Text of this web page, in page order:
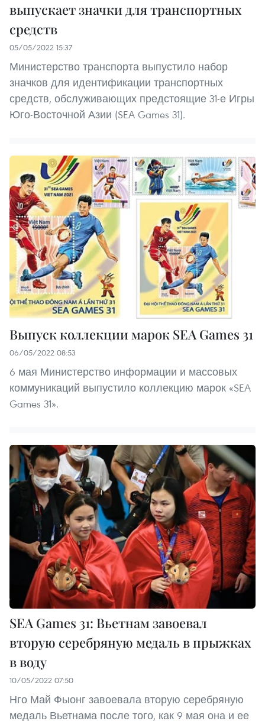
выпускает значки для транспортных
средств
05/05/2022 15:37
Министерство транспорта выпустило набор
значков для идентификации транспортных
средств, обслуживающих предстоящие 31-е Игры
Юго-Восточной Азии (SEA Games 31).
Выпуск коллекции марок SEA Games 31
06/05/2022 08:53
6 мая Министерство информации и массовых
коммуникаций выпустило коллекцию марок «SEA
Games 31».
SEA Games 31: Вьетнам завоевал
вторую серебряную медаль в прыжках
в воду
10/05/2022 07:50
Нго Май Фыонг завоевала вторую серебряную
медаль Вьетнама после того, как 9 мая она и ее